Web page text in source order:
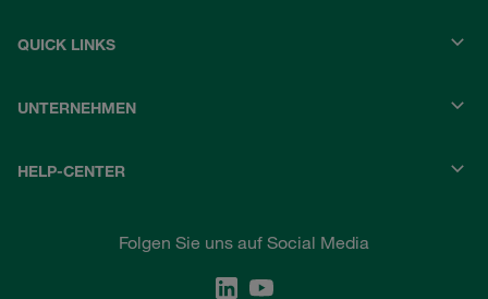
QUICK LINKS
UNTERNEHMEN
HELP-CENTER
Folgen Sie uns auf Social Media